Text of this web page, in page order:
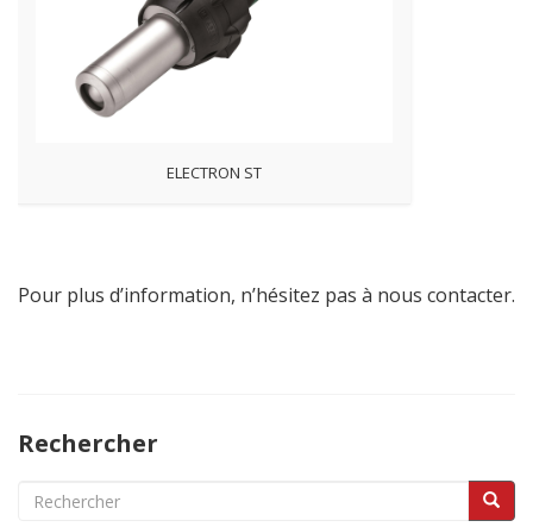
ELECTRON ST
Pour plus d’information, n’hésitez pas à nous contacter.
Rechercher
Search
for: